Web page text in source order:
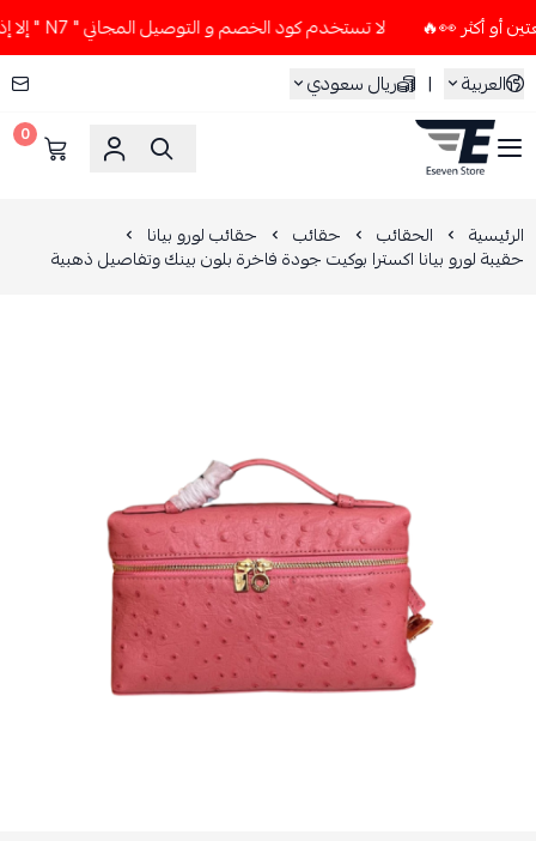
لا تستخدم كود الخصم و التوصيل المجاني " N7 " إلا إذا طلبت قطعتين أو أكثر 👀🔥
العربية
| ريال سعودي
ESEVEN STORE
0
الرئيسية الحقائب حقائب حقائب لورو بيانا
حقيبة لورو بيانا اكسترا بوكيت جودة فاخرة بلون بينك وتفاصيل ذهبية